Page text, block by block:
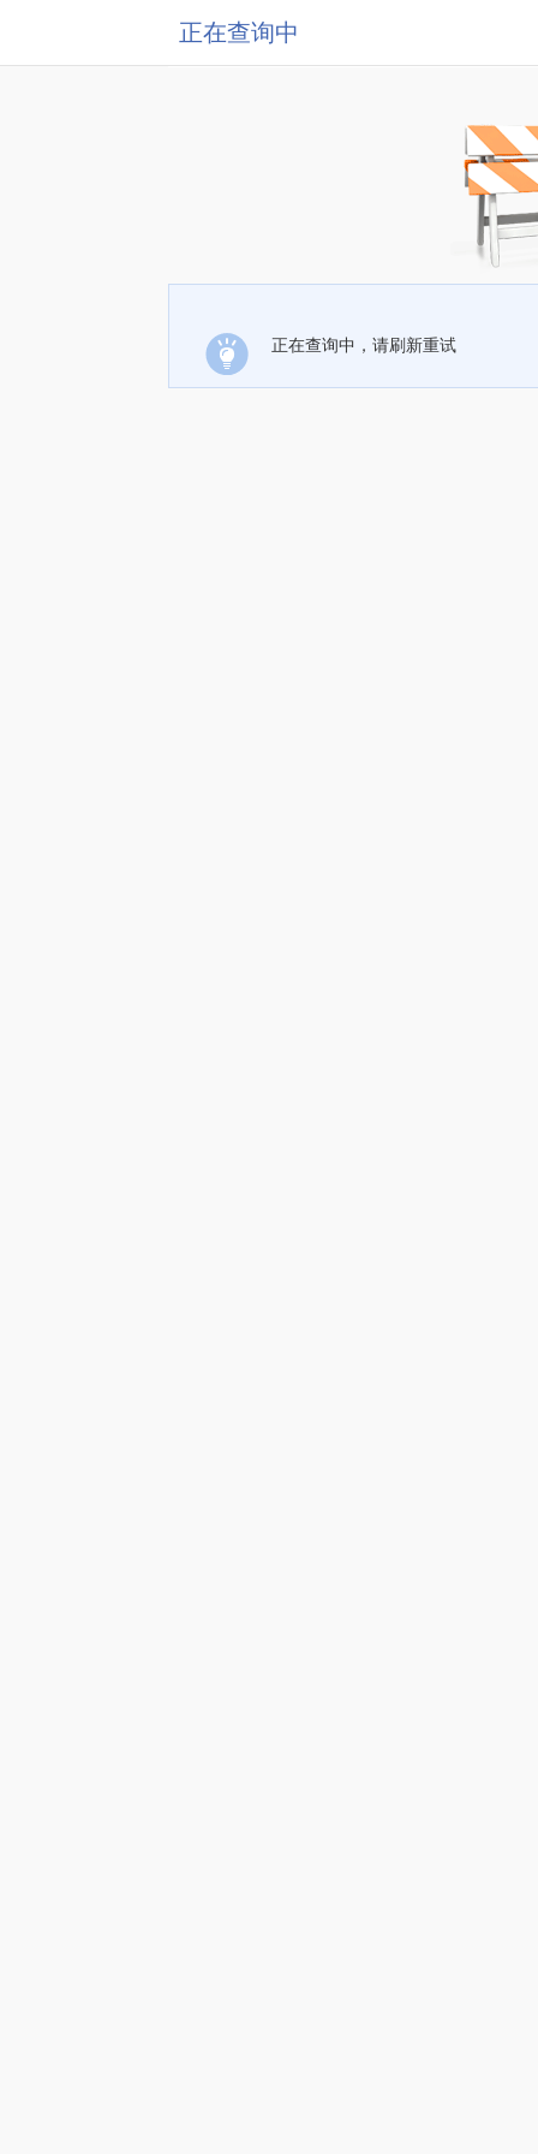
正在查询中
正在查询中，请刷新重试